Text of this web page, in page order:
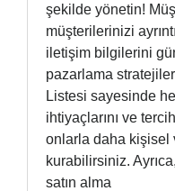
şekilde yönetin!
müşterilerinizi
iletişim bilgilerini
pazarlama
Listesi sayesinde
ihtiyaçlarını ve
onlarla daha kişisel
kurabilirsiniz.
satın alma